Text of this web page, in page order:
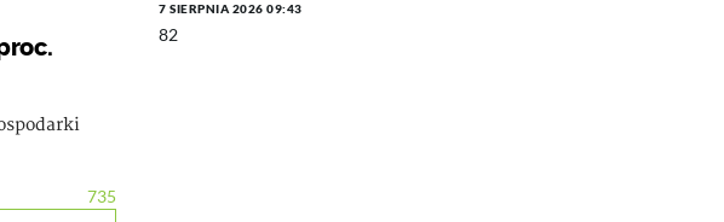
735
7 SIERPNIA 2026 09:43
82